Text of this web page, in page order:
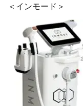
＜インモード＞